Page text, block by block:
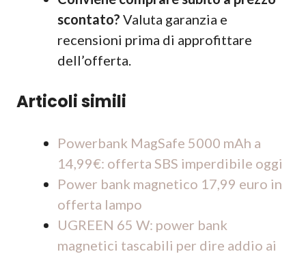
scontato? Valuta garanzia e
recensioni prima di approfittare
dell’offerta.
Articoli simili
Powerbank MagSafe 5000 mAh a
14,99€: offerta SBS imperdibile oggi
Power bank magnetico 17,99 euro in
offerta lampo
UGREEN 65 W: power bank
magnetici tascabili per dire addio ai